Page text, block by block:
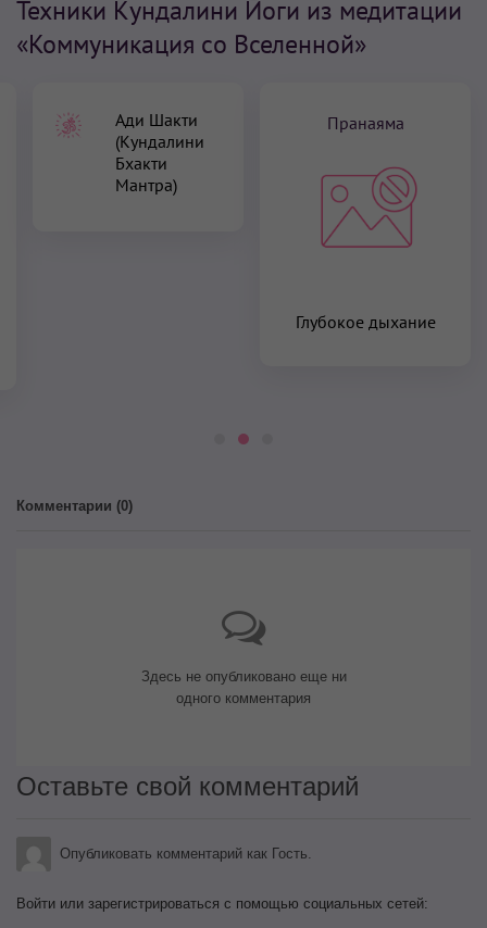
Техники Кундалини Йоги из медитации
«Коммуникация cо Вселенной»
Ади Шакти
(Кундалини
Бхакти
Мантра)
Пранаяма
Глубокое дыхание
Комментарии (0)
Здесь не опубликовано еще ни
одного комментария
Оставьте свой комментарий
Опубликовать комментарий как Гость.
Войти или зарегистрироваться с помощью социальных сетей: